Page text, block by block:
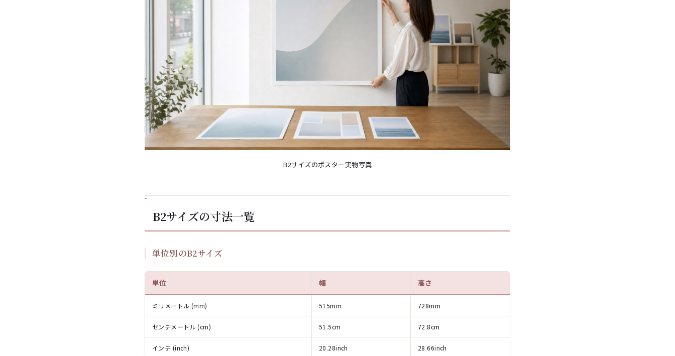
B2サイズのポスター実物写真
B2サイズの寸法一覧
単位別のB2サイズ
単位 幅 高さ
ミリメートル (mm) 515mm 728mm
センチメートル (cm) 51.5cm 72.8cm
インチ (inch) 20.28inch 28.66inch